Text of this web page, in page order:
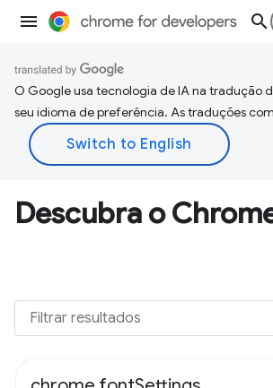
O Google usa tecnologia de IA na tradução
seu idioma de preferência. As traduções
Descubra o